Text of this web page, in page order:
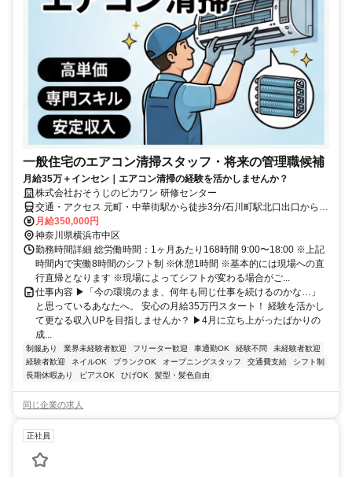
一般住宅のエアコン清掃スタッフ・将来の管理職候補
月給35万＋インセン｜エアコン清掃の経験を活かしませんか？
株式会社おそうじのピカワン 研修センター
交通・アクセス 元町・中華街駅から徒歩3分/石川町駅北口出口から徒
歩約7分
月給350,000円
神奈川県横浜市中区
勤務時間詳細 総労働時間：1ヶ月あたり168時間 9:00〜18:00 ※上記
時間内で実働8時間のシフト制 ※休憩1時間 ※基本的には現場への直
行直帰となります ※現場によってシフトが変わる場合がご...
仕事内容 ▶︎「今の環境のまま、何年も同じ仕事を続けるのかな…」
と思っているあなたへ。 安心の月給35万円スタート！ 経験を活かし
て更なる収入UPを目指しませんか？ ▶︎4月に立ち上がったばかりの
成...
制服あり 業界未経験者歓迎 フリーター歓迎 車通勤OK 経験不問
未経験者歓迎
経験者歓迎
ネイルOK ブランクOK オープニングスタッフ 交通費支給
シフト制
長期休暇あり
ピアスOK ひげOK 髪型・髪色自由
同じ企業の求人
正社員